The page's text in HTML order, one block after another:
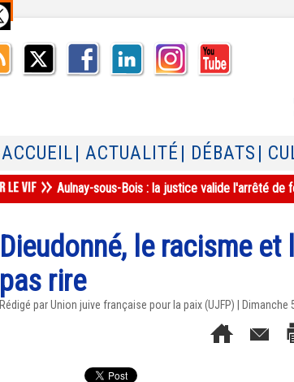
ACCUEIL | ACTUALITÉ | DÉBATS |
Aulnay-sous-Bois : la justice valide l'arrêté de
Dieudonné, le racisme
pas rire
Rédigé par Union juive française pour la paix (UJFP) | Dimanche